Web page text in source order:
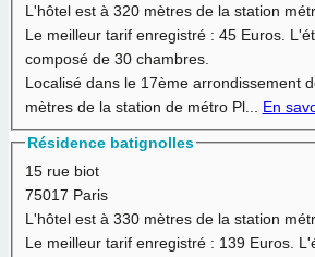
L'hôtel est à 320 mètresde la station
Le meilleur tarif enregistré : 45 Euros.
composé de 30 chambres.
Localisé dans le 17ème arrondissement
mètres de la station de métro Pl... En
Résidence batignolles
15 rue biot
75017 Paris
L'hôtel est à 330 mètresde la station
Le meilleur tarif enregistré : 139 Euros.